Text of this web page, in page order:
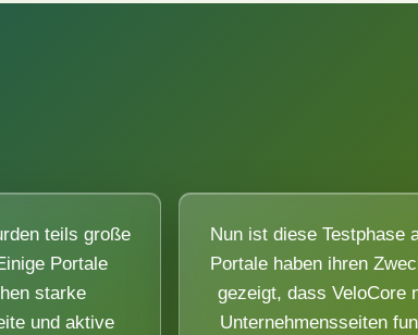
teils große
Portale
starke
und aktive
Nun ist diese Testphase
Portale haben ihren
gezeigt, dass VeloCore
Unternehmensseiten